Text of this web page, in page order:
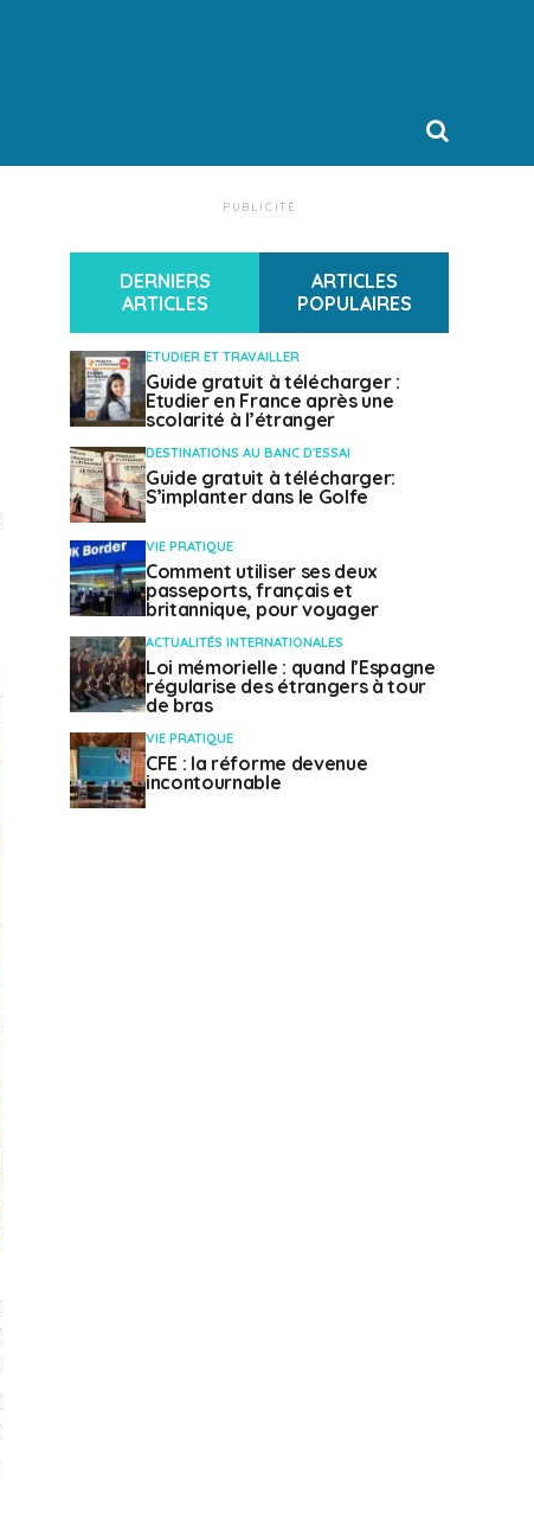
PUBLICITÉ
DERNIERS
ARTICLES
ARTICLES
POPULAIRES
ETUDIER ET TRAVAILLER
Guide gratuit à télécharger :
Etudier en France après une
scolarité à l’étranger
DESTINATIONS AU BANC D'ESSAI
Guide gratuit à télécharger:
S’implanter dans le Golfe
VIE PRATIQUE
Comment utiliser ses deux
passeports, français et
britannique, pour voyager
ACTUALITÉS INTERNATIONALES
Loi mémorielle : quand l’Espagne
régularise des étrangers à tour
de bras
VIE PRATIQUE
CFE : la réforme devenue
incontournable